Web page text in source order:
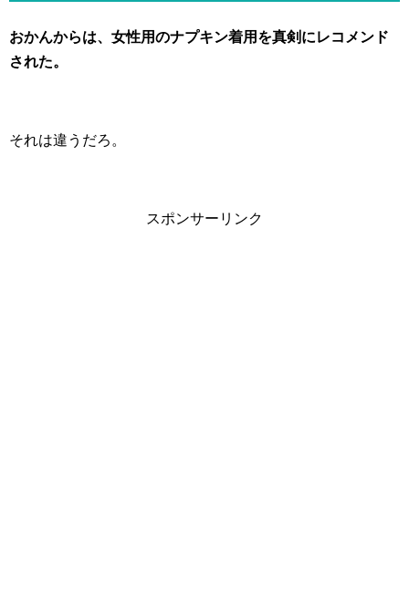
おかんからは、女性用のナプキン着用を真剣にレコメンド
された。
それは違うだろ。
スポンサーリンク